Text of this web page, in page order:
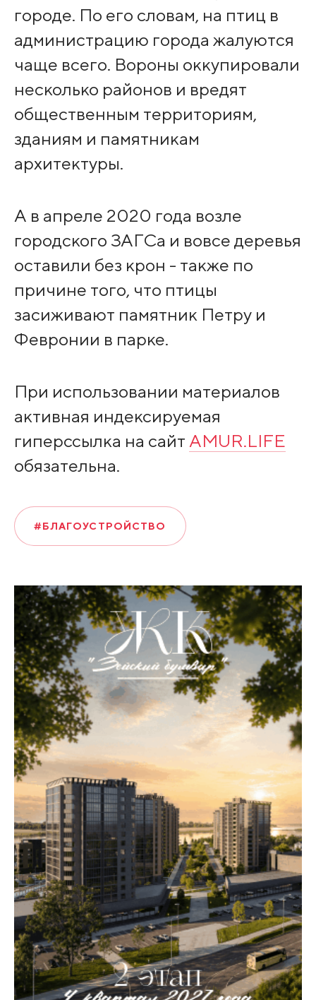
городе. По его словам, на птиц в
администрацию города жалуются
чаще всего. Вороны оккупировали
несколько районов и вредят
общественным территориям,
зданиям и памятникам
архитектуры.
А в апреле 2020 года возле
городского ЗАГСа и вовсе деревья
оставили без крон - также по
причине того, что птицы
засиживают памятник Петру и
Февронии в парке.
При использовании материалов
активная индексируемая
гиперссылка на сайт AMUR.LIFE
обязательна.
#БЛАГОУСТРОЙСТВО